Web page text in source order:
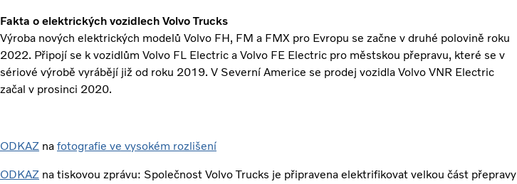
Fakta o elektrických vozidlech Volvo Trucks
Výroba nových elektrických modelů Volvo FH, FM a FMX pro Evropu se začne v druhé polovině roku
2022. Připojí se k vozidlům Volvo FL Electric a Volvo FE Electric pro městskou přepravu, které se v
sériové výrobě vyrábějí již od roku 2019. V Severní Americe se prodej vozidla Volvo VNR Electric
začal v prosinci 2020.
ODKAZ na fotografie ve vysokém rozlišení
ODKAZ na tiskovou zprávu: Společnost Volvo Trucks je připravena elektrifikovat velkou část přepravy